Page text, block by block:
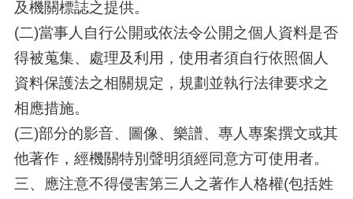
及機關標誌之提供。
(二)當事人自行公開或依法令公開之個人資料是否
得被蒐集、處理及利用，使用者須自行依照個人
資料保護法之相關規定，規劃並執行法律要求之
相應措施。
(三)部分的影音、圖像、樂譜、專人專案撰文或其
他著作，經機關特別聲明須經同意方可使用者。
三、應注意不得侵害第三人之著作人格權(包括姓